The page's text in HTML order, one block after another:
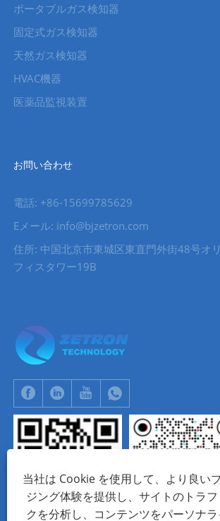
ポータブルガス検知器
固定式ガス検知器
天然ガス検知器
HVAC機器
医薬品監視装置
お問い合わせ
電話: +86-15699785629
Eメール: info@bjzetron.com
住所: 中国北京市東城区東直門外街48号オ
フィスタワー19B
当社は Cookie を使用して、より良い
ジング体験を提供し、サイトのトラフ
クを分析し、コンテンツをパーソナ